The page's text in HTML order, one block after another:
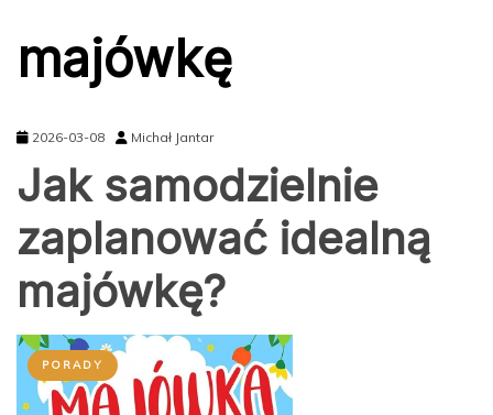
majówkę
2026-03-08 Michał Jantar
Jak samodzielnie
zaplanować idealną
majówkę?
PORADY